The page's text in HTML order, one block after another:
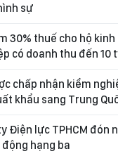
sự
30% thuế cho hộ kinh
có doanh thu đến 10
chấp nhận kiểm
khẩu sang Trung
Điện lực TPHCM đón
hạng ba